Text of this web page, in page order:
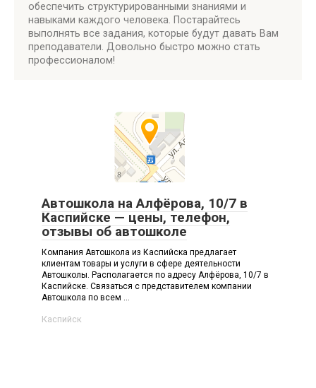
обеспечить структурированными знаниями и
навыками каждого человека. Постарайтесь
выполнять все задания, которые будут давать Вам
преподаватели. Довольно быстро можно стать
профессионалом!
Автошкола на Алфёрова, 10/7 в
Каспийске — цены, телефон,
отзывы об автошколе
Компания Автошкола из Каспийска предлагает
клиентам товары и услуги в сфере деятельности
Автошколы. Располагается по адресу Алфёрова, 10/7 в
Каспийске. Связаться с представителем компании
Автошкола по всем ...
Каспийск